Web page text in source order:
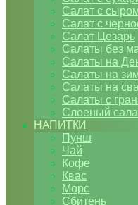
Салат с
Салат с
Салат Цезарь
Салаты без
Салаты на
Салаты на
Салаты на
Салаты с
Слоеный
НАПИТКИ
Пунш
Чай
Кофе
Квас
Морс
Сбитень